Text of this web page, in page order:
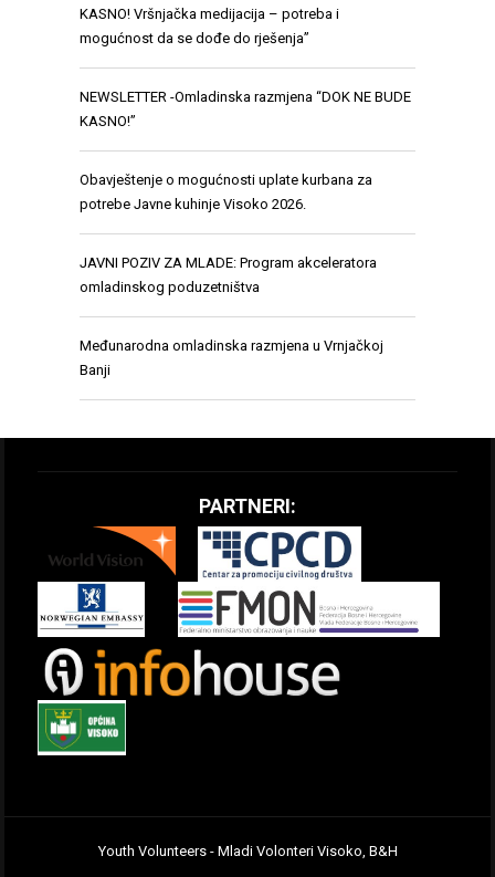
KASNO! Vršnjačka medijacija – potreba i
mogućnost da se dođe do rješenja”
NEWSLETTER -Omladinska razmjena “DOK NE BUDE
KASNO!”
Obavještenje o mogućnosti uplate kurbana za
potrebe Javne kuhinje Visoko 2026.
JAVNI POZIV ZA MLADE: Program akceleratora
omladinskog poduzetništva
Međunarodna omladinska razmjena u Vrnjačkoj
Banji
PARTNERI:
Youth Volunteers - Mladi Volonteri Visoko, B&H